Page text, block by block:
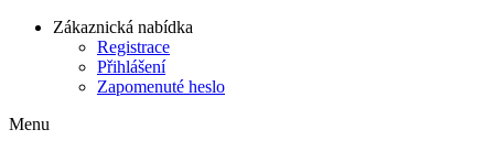
Zákaznická nabídka
Registrace
Přihlášení
Zapomenuté heslo
Menu